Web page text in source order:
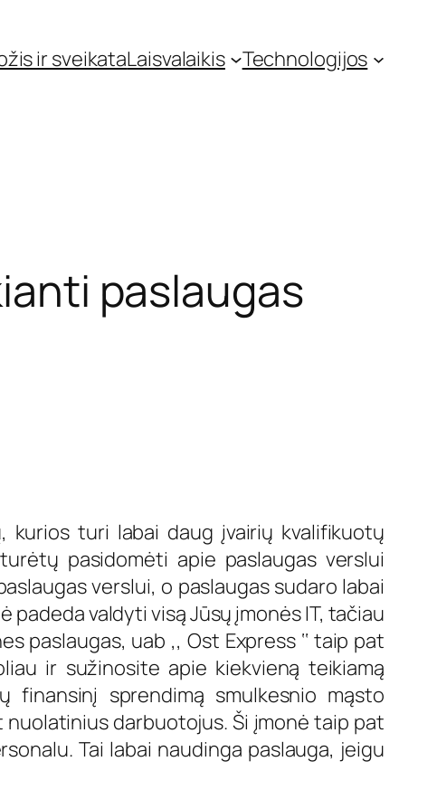
ir sveikataLaisvalaikis Technologijos
paslaugas
kurios turi labai daug įvairių kvalifikuotų
pasidomėti apie paslaugas verslui
verslui, o paslaugas sudaro labai
padeda valdyti visą Jūsų įmonės IT, tačiau
paslaugas, uab ,, Ost Express ‘‘ taip pat
ir sužinosite apie kiekvieną teikiamą
finansinį sprendimą smulkesnio mąsto
darbuotojus. Ši įmonė taip pat
Tai labai naudinga paslauga, jeigu